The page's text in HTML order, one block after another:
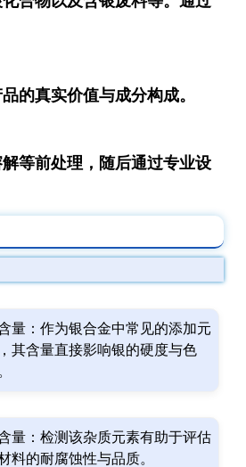
的真实价值与成分构成。
等前处理，随后通过专业设
量：作为银合金中常见的添加元
其含量直接影响银的硬度与色
量：检测该杂质元素有助于评估
料的耐腐蚀性与品质。